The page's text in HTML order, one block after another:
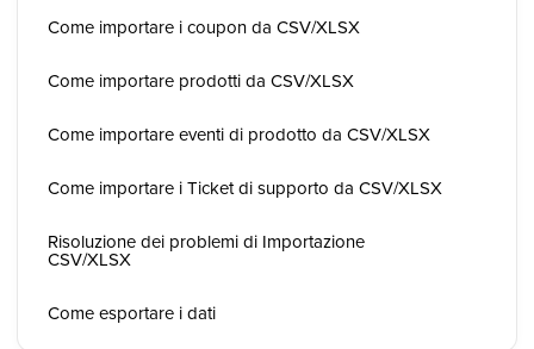
Come importare i coupon da CSV/XLSX
Come importare prodotti da CSV/XLSX
Come importare eventi di prodotto da CSV/XLSX
Come importare i Ticket di supporto da CSV/XLSX
Risoluzione dei problemi di Importazione
CSV/XLSX
Come esportare i dati